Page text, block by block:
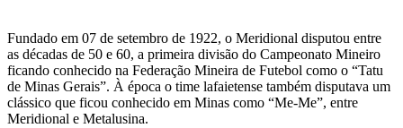
Fundado em 07 de setembro de 1922, o Meridional disputou entre
as décadas de 50 e 60, a primeira divisão do Campeonato Mineiro
ficando conhecido na Federação Mineira de Futebol como o “Tatu
de Minas Gerais”. À época o time lafaietense também disputava um
clássico que ficou conhecido em Minas como “Me-Me”, entre
Meridional e Metalusina.